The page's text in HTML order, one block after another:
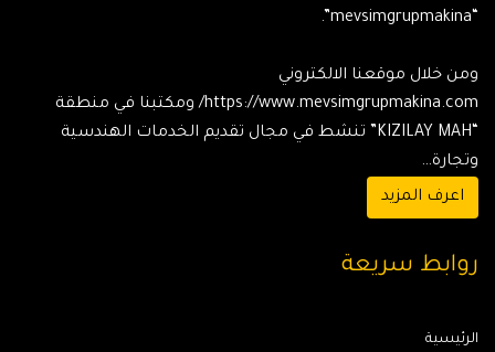
ومن خلال موقعنا الالكتروني
https://www.mevsimgrupmakina.com/ ومكتبنا في منطقة
“KIZILAY MAH” تنشط في مجال تقديم الخدمات الهندسية
وتجارة…
اعرف المزيد
روابط سريعة
الرئيسية